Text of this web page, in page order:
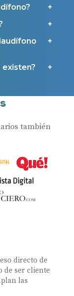
existen?
también
directo de
de ser cliente
las